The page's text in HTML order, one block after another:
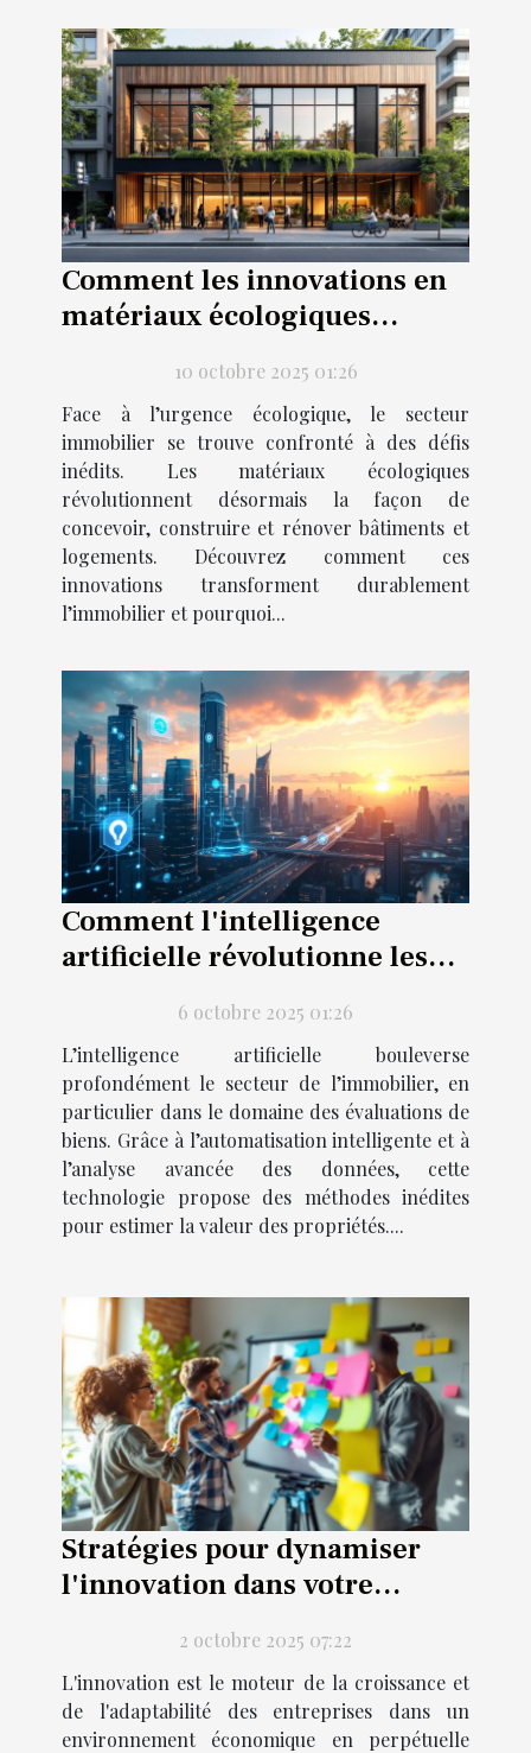
Comment les innovations en
matériaux écologiques
10 octobre 2025 01:26
Face à l’urgence écologique, le secteur
immobilier se trouve confronté à des défis
inédits. Les matériaux écologiques
révolutionnent désormais la façon de
concevoir, construire et rénover bâtiments et
logements. Découvrez comment ces
innovations transforment durablement
l’immobilier et pourquoi...
Comment l'intelligence
artificielle révolutionne les
6 octobre 2025 01:26
L’intelligence artificielle bouleverse
profondément le secteur de l’immobilier, en
particulier dans le domaine des évaluations de
biens. Grâce à l’automatisation intelligente et à
l’analyse avancée des données, cette
technologie propose des méthodes inédites
pour estimer la valeur des propriétés....
Stratégies pour dynamiser
l'innovation dans votre
2 octobre 2025 07:22
L'innovation est le moteur de la croissance et
de l'adaptabilité des entreprises dans un
environnement économique en perpétuelle